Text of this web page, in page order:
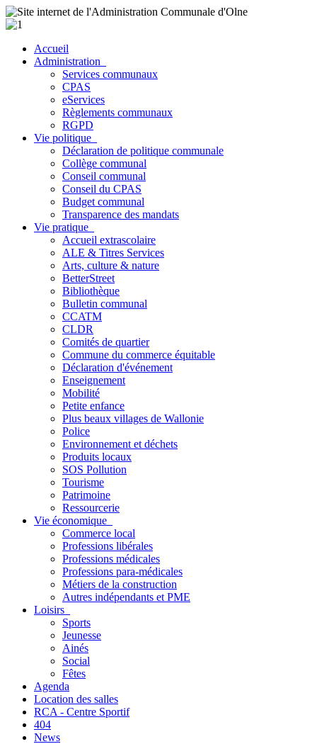
Accueil
Administration
Services communaux
CPAS
eServices
Règlements communaux
RGPD
Vie politique
Déclaration de politique communale
Collège communal
Conseil communal
Conseil du CPAS
Budget communal
Transparence des mandats
Vie pratique
Accueil extrascolaire
ALE & Titres Services
Arts, culture & nature
BetterStreet
Bibliothèque
Bulletin communal
CCATM
CLDR
Comités de quartier
Commune du commerce équitable
Déclaration d'événement
Enseignement
Mobilité
Petite enfance
Plus beaux villages de Wallonie
Police
Environnement et déchets
Produits locaux
SOS Pollution
Tourisme
Patrimoine
Ressourcerie
Vie économique
Commerce local
Professions libérales
Professions médicales
Professions para-médicales
Métiers de la construction
Autres indépendants et PME
Loisirs
Sports
Jeunesse
Ainés
Social
Fêtes
Agenda
Location des salles
RCA - Centre Sportif
404
News